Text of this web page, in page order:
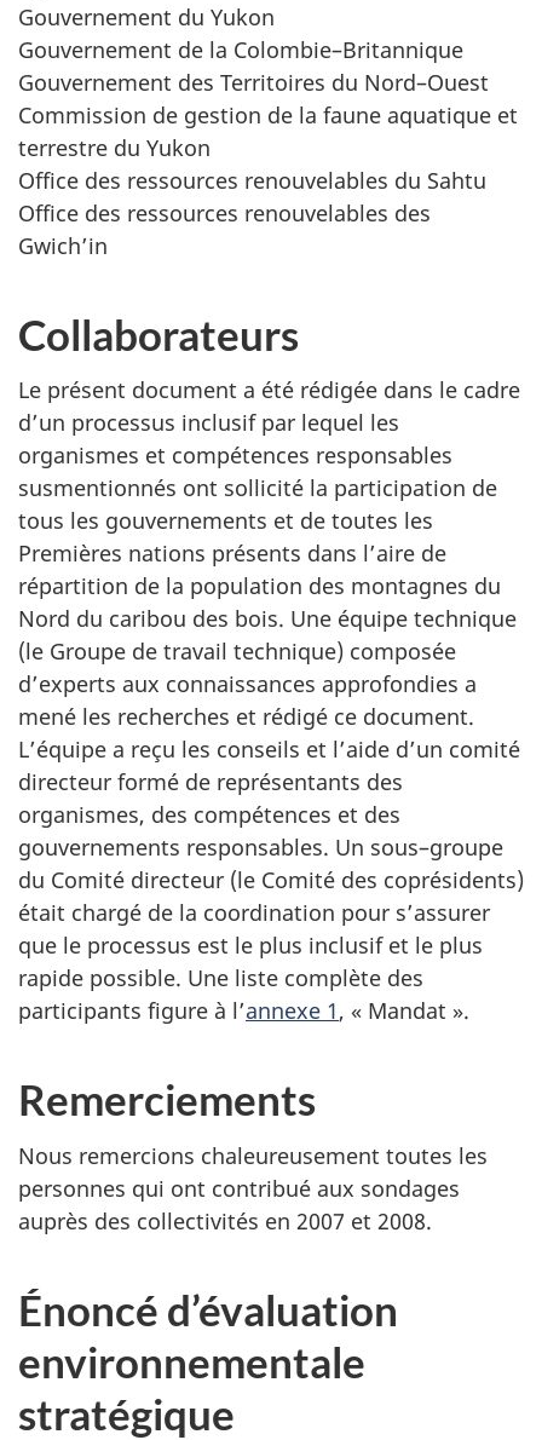
Gouvernement du Yukon
Gouvernement de la Colombie–Britannique
Gouvernement des Territoires du Nord–Ouest
Commission de gestion de la faune aquatique et
terrestre du Yukon
Office des ressources renouvelables du Sahtu
Office des ressources renouvelables des
Gwich’in
Collaborateurs
Le présent document a été rédigée dans le cadre
d’un processus inclusif par lequel les
organismes et compétences responsables
susmentionnés ont sollicité la participation de
tous les gouvernements et de toutes les
Premières nations présents dans l’aire de
répartition de la population des montagnes du
Nord du caribou des bois. Une équipe technique
(le Groupe de travail technique) composée
d’experts aux connaissances approfondies a
mené les recherches et rédigé ce document.
L’équipe a reçu les conseils et l’aide d’un comité
directeur formé de représentants des
organismes, des compétences et des
gouvernements responsables. Un sous–groupe
du Comité directeur (le Comité des coprésidents)
était chargé de la coordination pour s’assurer
que le processus est le plus inclusif et le plus
rapide possible. Une liste complète des
participants figure à l’annexe 1, « Mandat ».
Remerciements
Nous remercions chaleureusement toutes les
personnes qui ont contribué aux sondages
auprès des collectivités en 2007 et 2008.
Énoncé d’évaluation
environnementale
stratégique